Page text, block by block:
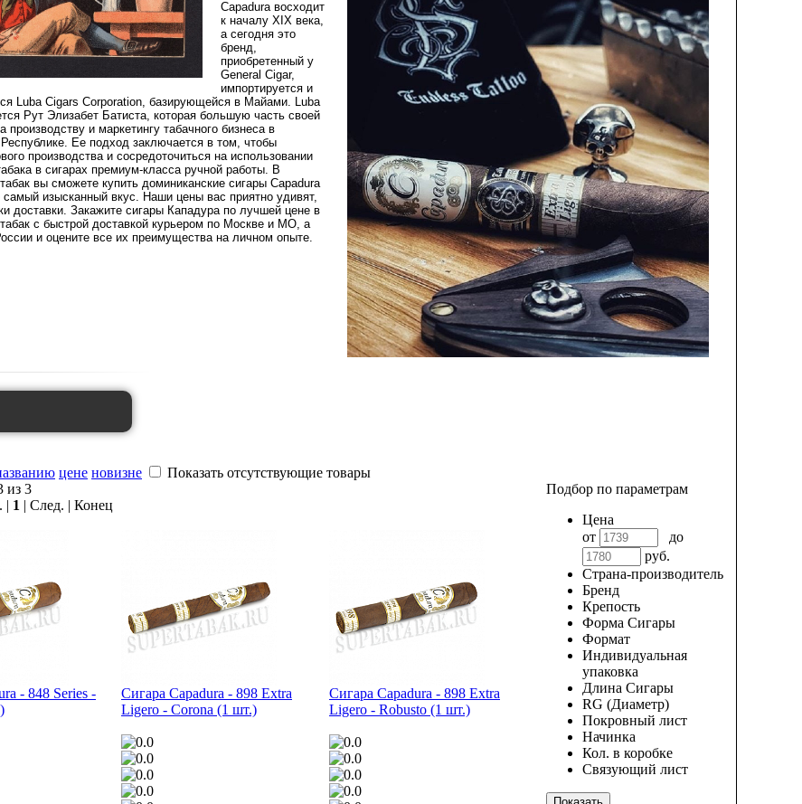
Capadura восходит
к началу XIX века,
а сегодня это
бренд,
приобретенный у
General Cigar,
импортируется и
Luba Cigars Corporation, базирующейся в Майами. Luba
Рут Элизабет Батиста, которая большую часть своей
производству и маркетингу табачного бизнеса в
Ее подход заключается в том, чтобы
производства и сосредоточиться на использовании
в сигарах премиум-класса ручной работы. В
вы сможете купить доминиканские сигары Capadura
изысканный вкус. Наши цены вас приятно удивят,
доставки. Закажите сигары Кападура по лучшей цене в
с быстрой доставкой курьером по Москве и МО, а
и оцените все их преимущества на личном опыте.
цене новизне
Показать отсутствующие товары
Подбор по параметрам
Цена
от
до
руб.
Страна-производитель
Бренд
Крепость
Форма Сигары
Формат
Индивидуальная
упаковка
Длина Сигары
RG (Диаметр)
Покровный лист
Начинка
Кол. в коробке
Связующий лист
из 3
| 1 | След. | Конец
- 848 Series -
Сигара Capadura - 898 Extra
Ligero - Corona (1 шт.)
Сигара Capadura - 898 Extra
Ligero - Robusto (1 шт.)